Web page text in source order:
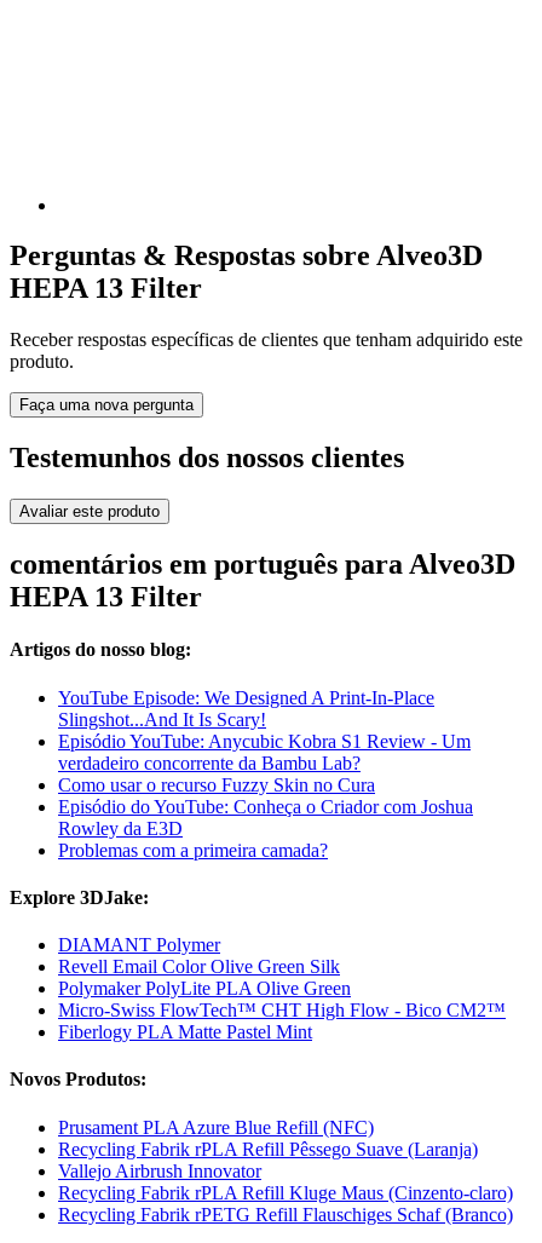
Perguntas & Respostas sobre Alveo3D
HEPA 13 Filter
Receber respostas específicas de clientes que tenham adquirido este
produto.
Faça uma nova pergunta
Testemunhos dos nossos clientes
Avaliar este produto
comentários em português para Alveo3D
HEPA 13 Filter
Artigos do nosso blog:
YouTube Episode: We Designed A Print-In-Place
Slingshot...And It Is Scary!
Episódio YouTube: Anycubic Kobra S1 Review - Um
verdadeiro concorrente da Bambu Lab?
Como usar o recurso Fuzzy Skin no Cura
Episódio do YouTube: Conheça o Criador com Joshua
Rowley da E3D
Problemas com a primeira camada?
Explore 3DJake:
DIAMANT Polymer
Revell Email Color Olive Green Silk
Polymaker PolyLite PLA Olive Green
Micro-Swiss FlowTech™ CHT High Flow - Bico CM2™
Fiberlogy PLA Matte Pastel Mint
Novos Produtos:
Prusament PLA Azure Blue Refill (NFC)
Recycling Fabrik rPLA Refill Pêssego Suave (Laranja)
Vallejo Airbrush Innovator
Recycling Fabrik rPLA Refill Kluge Maus (Cinzento-claro)
Recycling Fabrik rPETG Refill Flauschiges Schaf (Branco)